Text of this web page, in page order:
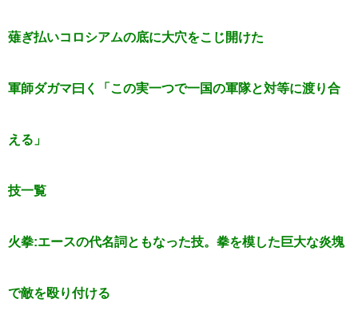
薙ぎ払いコロシアムの底に大穴をこじ開けた
軍師ダガマ曰く「この実一つで一国の軍隊と対等に渡り合
える」
技一覧
火拳:エースの代名詞ともなった技。拳を模した巨大な炎塊
で敵を殴り付ける